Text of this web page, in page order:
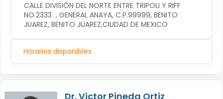
CALLE DIVISIÓN DEL NORTE ENTRE TRIPOLI Y RIFF
NO.2333  , GENERAL ANAYA, C.P.99999, BENITO
JUAREZ, BENITO JUAREZ,CIUDAD DE MEXICO
Horarios disponibles
Dr. Victor Pineda Ortiz